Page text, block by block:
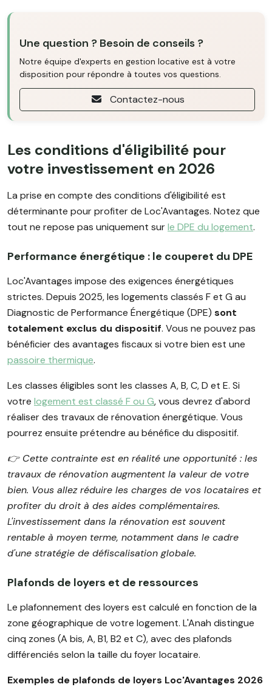
Une question ? Besoin de conseils ?
Notre équipe d'experts en gestion locative est à votre
disposition pour répondre à toutes vos questions.
Contactez-nous
Les conditions d'éligibilité pour
votre investissement en 2026
La prise en compte des conditions d'éligibilité est
déterminante pour profiter de Loc'Avantages. Notez que
tout ne repose pas uniquement surle DPE du logement.
Performance énergétique : le couperet du DPE
Loc'Avantages impose des exigences énergétiques
strictes. Depuis 2025, les logements classés F et G au
Diagnostic de Performance Énergétique (DPE) sont
totalement exclus du dispositif. Vous ne pouvez pas
bénéficier des avantages fiscaux si votre bien est une
passoire thermique.
Les classes éligibles sont les classes A, B, C, D et E. Si
votre logement est classé F ou G, vous devrez d'abord
réaliser des travaux de rénovation énergétique. Vous
pourrez ensuite prétendre au bénéfice du dispositif.
👉️ Cette contrainte est en réalité une opportunité : les
travaux de rénovation augmentent la valeur de votre
bien. Vous allez réduire les charges de vos locataires et
profiter du droit à des aides complémentaires.
L'investissement dans la rénovation est souvent
rentable à moyen terme, notamment dans le cadre
d'une stratégie de défiscalisation globale.
Plafonds de loyers et de ressources
Le plafonnement des loyers est calculé en fonction de la
zone géographique de votre logement. L'Anah distingue
cinq zones (A bis, A, B1, B2 et C), avec des plafonds
différenciés selon la taille du foyer locataire.
Exemples de plafonds de loyers Loc'Avantages 2026